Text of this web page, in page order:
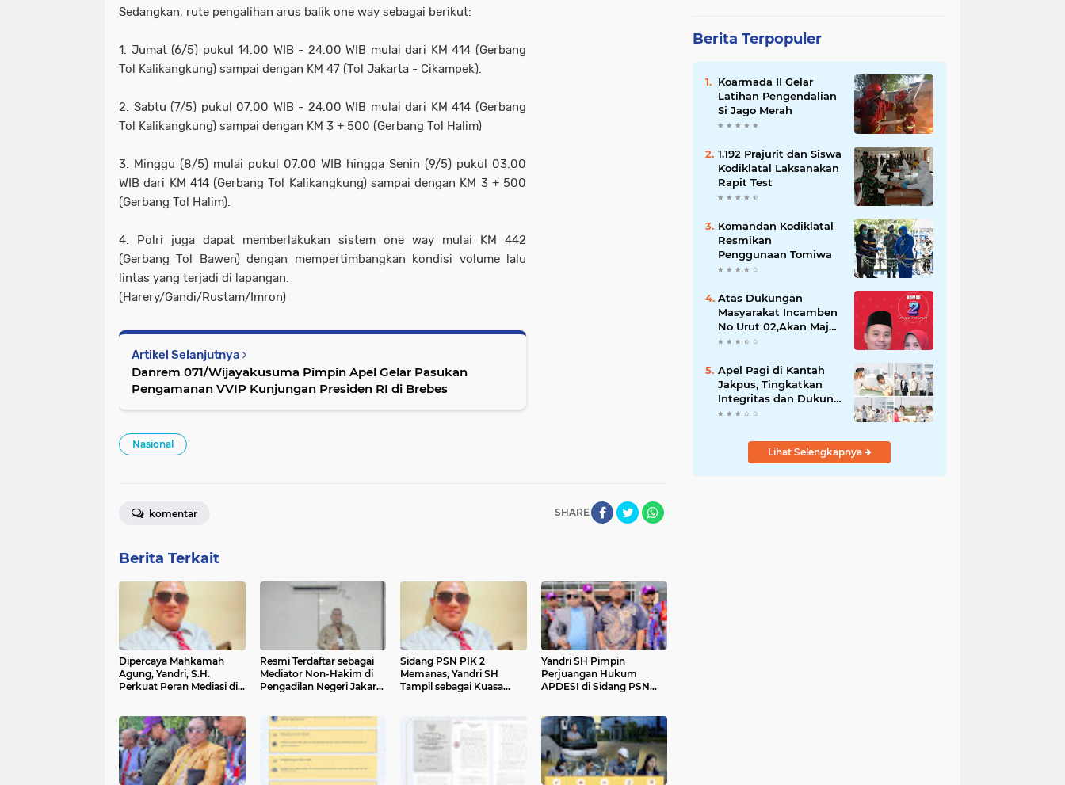
Sedangkan, rute pengalihan arus balik one way sebagai berikut:
1. Jumat (6/5) pukul 14.00 WIB - 24.00 WIB mulai dari KM 414 (Gerbang
Tol Kalikangkung) sampai dengan KM 47 (Tol Jakarta - Cikampek).
2. Sabtu (7/5) pukul 07.00 WIB - 24.00 WIB mulai dari KM 414 (Gerbang
Tol Kalikangkung) sampai dengan KM 3 + 500 (Gerbang Tol Halim)
3. Minggu (8/5) mulai pukul 07.00 WIB hingga Senin (9/5) pukul 03.00
WIB dari KM 414 (Gerbang Tol Kalikangkung) sampai dengan KM 3 + 500
(Gerbang Tol Halim).
4. Polri juga dapat memberlakukan sistem one way mulai KM 442
(Gerbang Tol Bawen) dengan mempertimbangkan kondisi volume lalu
lintas yang terjadi di lapangan.
(Harery/Gandi/Rustam/Imron)
Artikel Selanjutnya
Danrem 071/Wijayakusuma Pimpin Apel Gelar Pasukan
Pengamanan VVIP Kunjungan Presiden RI di Brebes
Nasional
SHARE
komentar
Berita Terkait
Dipercaya Mahkamah
Agung, Yandri, S.H.
Perkuat Peran Mediasi di
Resmi Terdaftar sebagai
Mediator Non-Hakim di
Pengadilan Negeri Jakarta
Melalui Jalur Perdamaian
Sidang PSN PIK 2
Memanas, Yandri SH
Tampil sebagai Kuasa
Yandri SH Pimpin
Perjuangan Hukum
APDESI di Sidang PSN
Berita Terpopuler
Koarmada II Gelar
Latihan Pengendalian
Si Jago Merah
1.192 Prajurit dan Siswa
Kodiklatal Laksanakan
Rapit Test
Komandan Kodiklatal
Resmikan
Penggunaan Tomiwa
Atas Dukungan
Masyarakat Incamben
No Urut 02,Akan Maju
Untuk Memajukan
Apel Pagi di Kantah
Jakpus, Tingkatkan
Integritas dan Dukung
WBK
Lihat Selengkapnya